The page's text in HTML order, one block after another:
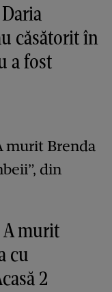
căsătorit în
a fost
murit
cu
2